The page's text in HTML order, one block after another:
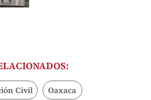
Civil Oaxaca